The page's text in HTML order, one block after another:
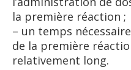
la première réaction ;
– un temps
de la première
relativement long.